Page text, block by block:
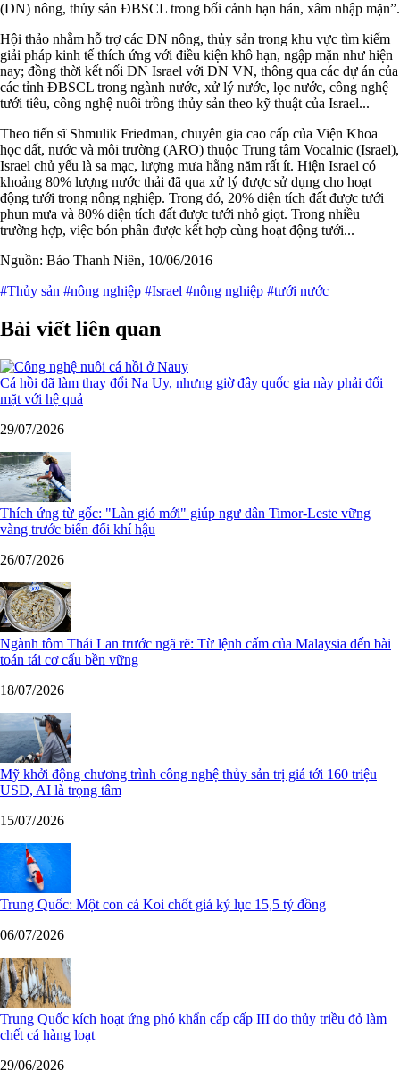
(DN) nông, thủy sản ĐBSCL trong bối cảnh hạn hán, xâm nhập mặn”.
Hội thảo nhằm hỗ trợ các DN nông, thủy sản trong khu vực tìm kiếm
giải pháp kinh tế thích ứng với điều kiện khô hạn, ngập mặn như hiện
nay; đồng thời kết nối DN Israel với DN VN, thông qua các dự án của
các tỉnh ĐBSCL trong ngành nước, xử lý nước, lọc nước, công nghệ
tưới tiêu, công nghệ nuôi trồng thủy sản theo kỹ thuật của Israel...
Theo tiến sĩ Shmulik Friedman, chuyên gia cao cấp của Viện Khoa
học đất, nước và môi trường (ARO) thuộc Trung tâm Vocalnic (Israel),
Israel chủ yếu là sa mạc, lượng mưa hằng năm rất ít. Hiện Israel có
khoảng 80% lượng nước thải đã qua xử lý được sử dụng cho hoạt
động tưới trong nông nghiệp. Trong đó, 20% diện tích đất được tưới
phun mưa và 80% diện tích đất được tưới nhỏ giọt. Trong nhiều
trường hợp, việc bón phân được kết hợp cùng hoạt động tưới...
Nguồn: Báo Thanh Niên, 10/06/2016
#Thủy sản #nông nghiệp #Israel #nông nghiệp #tưới nước
Bài viết liên quan
Cá hồi đã làm thay đổi Na Uy, nhưng giờ đây quốc gia này phải đối
mặt với hệ quả
29/07/2026
Thích ứng từ gốc: "Làn gió mới" giúp ngư dân Timor-Leste vững
vàng trước biến đổi khí hậu
26/07/2026
Ngành tôm Thái Lan trước ngã rẽ: Từ lệnh cấm của Malaysia đến bài
toán tái cơ cấu bền vững
18/07/2026
Mỹ khởi động chương trình công nghệ thủy sản trị giá tới 160 triệu
USD, AI là trọng tâm
15/07/2026
Trung Quốc: Một con cá Koi chốt giá kỷ lục 15,5 tỷ đồng
06/07/2026
Trung Quốc kích hoạt ứng phó khẩn cấp cấp III do thủy triều đỏ làm
chết cá hàng loạt
29/06/2026